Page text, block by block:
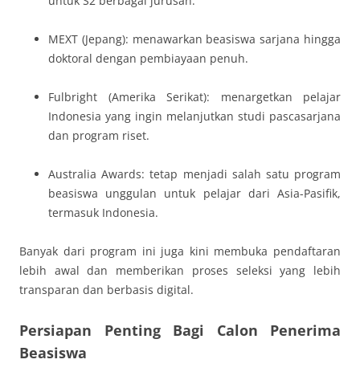
MEXT (Jepang): menawarkan beasiswa sarjana hingga
doktoral dengan pembiayaan penuh.
Fulbright (Amerika Serikat): menargetkan pelajar
Indonesia yang ingin melanjutkan studi pascasarjana
dan program riset.
Australia Awards: tetap menjadi salah satu program
beasiswa unggulan untuk pelajar dari Asia-Pasifik,
termasuk Indonesia.
Banyak dari program ini juga kini membuka pendaftaran
lebih awal dan memberikan proses seleksi yang lebih
transparan dan berbasis digital.
Persiapan Penting Bagi Calon Penerima
Beasiswa